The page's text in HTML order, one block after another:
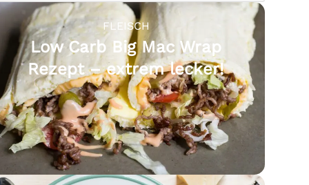
FLEISCH
Low Carb Big Mac Wrap
Rezept – extrem lecker!